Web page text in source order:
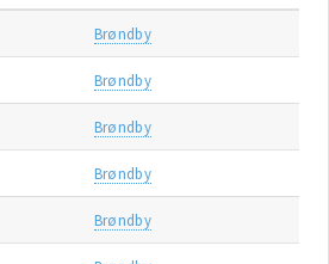
Brøndby
Brøndby
Brøndby
Brøndby
Brøndby